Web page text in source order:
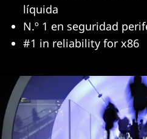
líquida
N.º 1 en seguridad
#1 in reliability for x86